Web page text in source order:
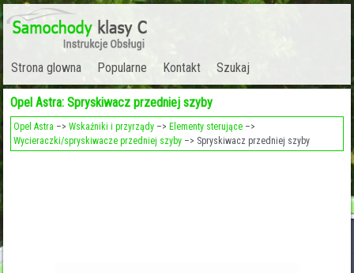
Strona glowna Popularne Kontakt Szukaj
Opel Astra: Spryskiwacz przedniej szyby
Opel Astra –>Wskaźniki i przyrządy –> Elementy sterujące –>
Wycieraczki/spryskiwacze przedniej szyby –> Spryskiwacz przedniej szyby